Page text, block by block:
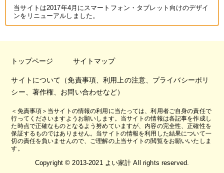
当サイトは2017年4月にスマートフォン・タブレット向けのデザイ
ンをリニューアルしました。
トップページ サイトマップ
サイトについて（免責事項、利用上の注意、プライバシーポリ
シー、著作権、お問い合わせなど）
＜免責事項＞当サイトの情報の利用に当たっては、利用者ご自身の責任で
行ってくださいますようお願いします。当サイトの情報は各記事を作成し
た時点で正確なものとなるよう努めていますが、内容の完全性、正確性を
保証するものではありません。当サイトの情報を利用した結果について一
切の責任を負いませんので、ご理解の上当サイトの閲覧をお願いいたしま
す。
Copyright © 2013-2021 よい家計 All rights reserved.